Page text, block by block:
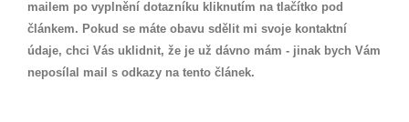
mailem po vyplnění dotazníku kliknutím na tlačítko pod
článkem. Pokud se máte obavu sdělit mi svoje kontaktní
údaje, chci Vás uklidnit, že je už dávno mám - jinak bych Vám
neposílal mail s odkazy na tento článek.